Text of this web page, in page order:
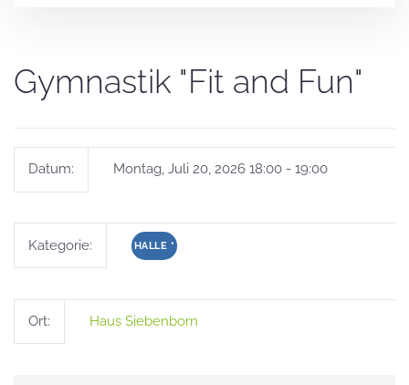
Gymnastik "Fit and Fun"
Datum: Montag, Juli 20, 2026 18:00 - 19:00
Kategorie: HALLE *
Ort: Haus Siebenborn